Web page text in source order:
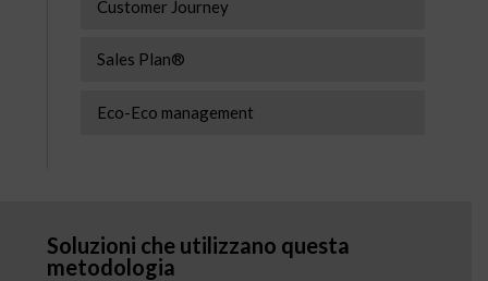
Customer Journey
Sales Plan®
Eco-Eco management
Soluzioni che utilizzano questa
metodologia